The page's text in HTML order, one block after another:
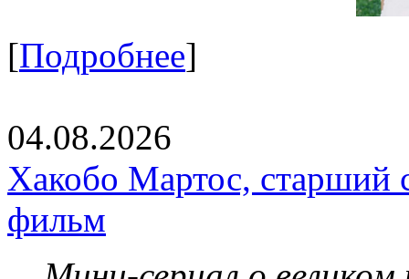
[Подробнее]
04.08.2026
Хакобо Мартос, старший
фильм